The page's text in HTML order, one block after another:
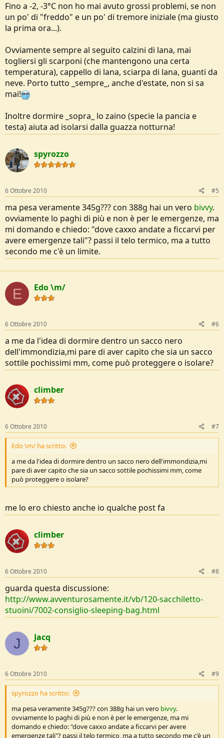
Fino a -2, -3°C non ho mai avuto grossi problemi, se non
un po' di "freddo" e un po' di tremore iniziale (ma giusto
la prima ora...).
Ovviamente sempre al seguito calzini di lana, mai
togliersi gli scarponi (che mantengono una certa
temperatura), cappello di lana, sciarpa di lana, guanti da
neve. Porto tutto _sempre_, anche d'estate, non si sa
mai!
Inoltre dormire _sopra_ lo zaino (specie la pancia e
testa) aiuta ad isolarsi dalla guazza notturna!
spyrozzo
6 Ottobre 2010 #5
ma pesa veramente 345g??? con 388g hai un vero bivvy.
ovviamente lo paghi di più e non è per le emergenze, ma
mi domando e chiedo: "dove caxxo andate a ficcarvi per
avere emergenze tali"? passi il telo termico, ma a tutto
secondo me c'è un limite.
E Edo \m/
6 Ottobre 2010 #6
a me da l'idea di dormire dentro un sacco nero
dell'immondizia,mi pare di aver capito che sia un sacco
sottile pochissimi mm, come può proteggere o isolare?
climber
6 Ottobre 2010 #7
Edo \m/ ha scritto:
a me da l'idea di dormire dentro un sacco nero dell'immondizia,mi
pare di aver capito che sia un sacco sottile pochissimi mm, come
può proteggere o isolare?
me lo ero chiesto anche io qualche post fa
climber
6 Ottobre 2010 #8
guarda questa discussione:
http://www.avventurosamente.it/vb/120-sacchiletto-
stuoini/7002-consiglio-sleeping-bag.html
J Jacq
6 Ottobre 2010 #9
spyrozzo ha scritto:
ma pesa veramente 345g??? con 388g hai un vero bivvy.
ovviamente lo paghi di più e non è per le emergenze, ma mi
domando e chiedo: "dove caxxo andate a ficcarvi per avere
emergenze tali"? passi il telo termico, ma a tutto secondo me c'è un